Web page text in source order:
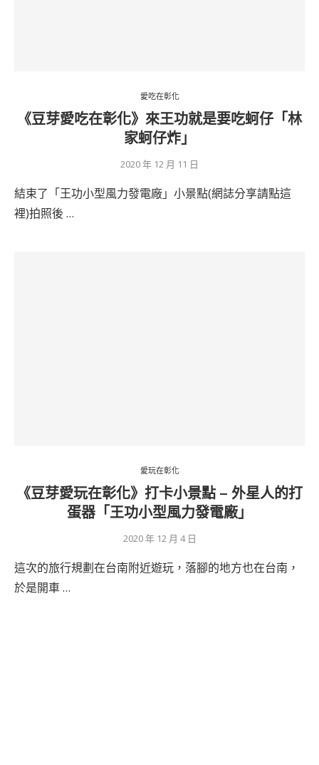
愛吃在彰化
《豆芽愛吃在彰化》來王功就是要吃蚵仔「林
家蚵仔炸」
2020 年 12 月 11 日
結束了「王功小型風力發電廠」小景點(網誌分享請點這
裡)拍照後 …
愛玩在彰化
《豆芽愛玩在彰化》打卡小景點 – 外星人的打
蛋器「王功小型風力發電廠」
2020 年 12 月 4 日
這次的旅行規劃在台南附近遊玩，落腳的地方也在台南，
於是開車 …